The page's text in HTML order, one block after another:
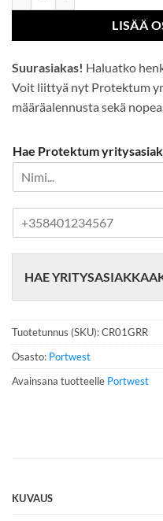
LISÄÄ
Suurasiakas! Haluatko
Voit liittyä nyt Protektum
määräalennusta sekä
Hae Protektum
n
u
m
e
r
HAE
Tuotetunnus (SKU):CR01GRR
Osasto: Portwest
Avainsana tuotteelle Portwest
KUVAUS